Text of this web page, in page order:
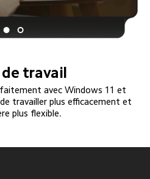
travail
avec Windows 11 et
travailler plus efficacement et
plus flexible.